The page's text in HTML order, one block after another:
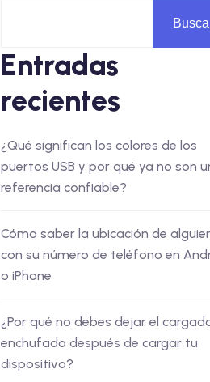
Entradas
recientes
¿Qué significan los colores de los
puertos USB y por qué ya no son
referencia confiable?
Cómo saber la ubicación de
con su número de teléfono en
o iPhone
¿Por qué no debes dejar el
enchufado después de cargar tu
dispositivo?